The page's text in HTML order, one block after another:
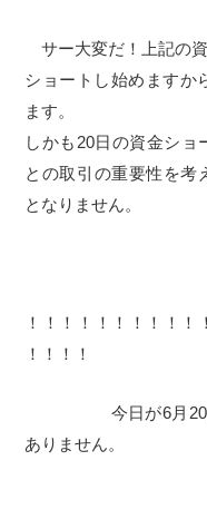
サー大変だ！上記の
ショートし始めますか
ます。
しかも20日の資金シ
との取引の重要性を考
となりません。
！！！！！！！！！！
！！！！
今日が6月20日で
ありません。
いえ、1カ